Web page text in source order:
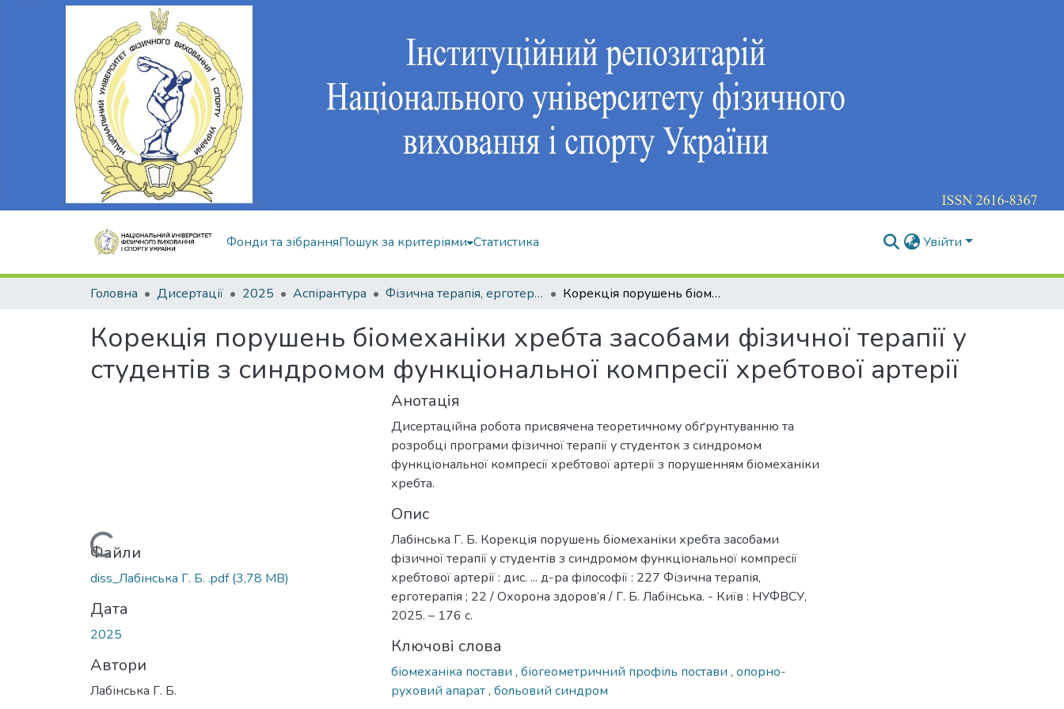
Фонди та зібранняПошук за критеріями Статистика Увійти
Головна Дисертації 2025 Аспірантура Фізична терапія, ерготерапія: 227 Корекція порушень біомеханіки хребта засобами фізичної терапії у студентів з синдромом функціональної компресії хребтової артерії
Корекція порушень біомеханіки хребта засобами фізичної терапії у
студентів з синдромом функціональної компресії хребтової артерії
Вантажиться...
Файли
diss_Лабінська Г. Б. .pdf(3,78 MB)
Дата
2025
Автори
Лабінська Г. Б.
Анотація
Дисертаційна робота присвячена теоретичному обґрунтуванню та
розробці програми фізичної терапії у студенток з синдромом
функціональної компресії хребтової артерії з порушенням біомеханіки
хребта.
Опис
Лабінська Г. Б. Корекція порушень біомеханіки хребта засобами
фізичної терапії у студентів з синдромом функціональної компресії
хребтової артерії : дис. ... д-ра філософії : 227 Фізична терапія,
ерготерапія ; 22 / Охорона здоров’я / Г. Б. Лабінська. - Київ : НУФВСУ,
2025. – 176 с.
Ключові слова
біомеханіка постави , біогеометричний профіль постави , опорно-
руховий апарат, больовий синдром